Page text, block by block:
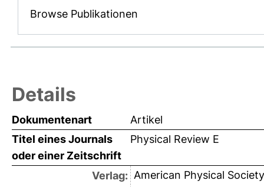
Browse Publikationen
Details
Dokumentenart
Artikel
Titel eines Journals
oder einer Zeitschrift
Physical Review E
Verlag: American Physical